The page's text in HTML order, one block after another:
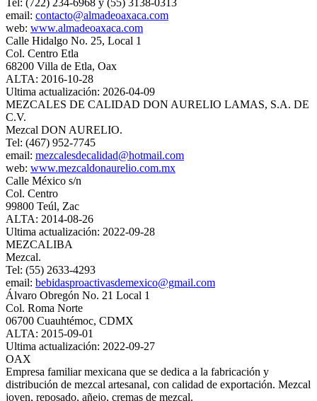
email: contacto@almadeoaxaca.com
web: www.almadeoaxaca.com
Calle Hidalgo No. 25, Local 1
Col. Centro Etla
68200 Villa de Etla, Oax
ALTA: 2016-10-28
Ultima actualización: 2026-04-09
MEZCALES DE CALIDAD DON AURELIO LAMAS, S.A. DE
C.V.
Mezcal DON AURELIO.
Tel: (467) 952-7745
email: mezcalesdecalidad@hotmail.com
web: www.mezcaldonaurelio.com.mx
Calle México s/n
Col. Centro
99800 Teúl, Zac
ALTA: 2014-08-26
Ultima actualización: 2022-09-28
MEZCALIBA
Mezcal.
Tel: (55) 2633-4293
email: bebidasproactivasdemexico@gmail.com
Álvaro Obregón No. 21 Local 1
Col. Roma Norte
06700 Cuauhtémoc, CDMX
ALTA: 2015-09-01
Ultima actualización: 2022-09-27
OAX
Empresa familiar mexicana que se dedica a la fabricación y
distribución de mezcal artesanal, con calidad de exportación. Mezcal
joven, reposado, añejo, cremas de mezcal.